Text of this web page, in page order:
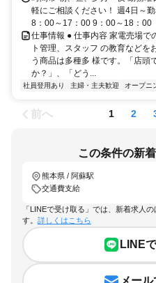
軽にご相談ください！ 週4日～
8：00～17：00 9：00～18：00
仕事情報 ● 仕事内容 家電売場で
ト管理、スタッフ の教育などを
う商品は多種多 様です。「店頭
か？」、「どう...
社員登用あり 主婦・主夫歓迎 オープニ
前へ 1 2
この条件の新
熊本県 / 阿蘇駅
交通費支給
「LINEで受け取る」では、新着求人
す。 詳しくはこちら
LINE
メー